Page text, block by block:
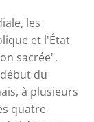
les
et l'État
sacrée",
du
à plusieurs
quatre